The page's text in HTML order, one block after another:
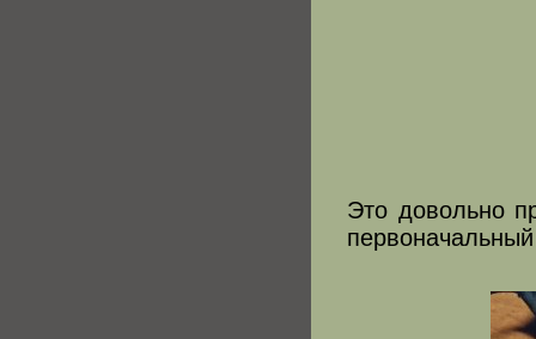
Это довольно